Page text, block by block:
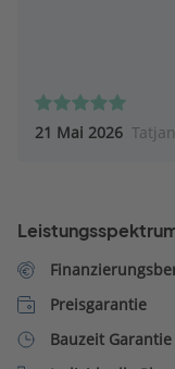
21 Mai 2026
Preisgarantie
Bauzeit Garantie